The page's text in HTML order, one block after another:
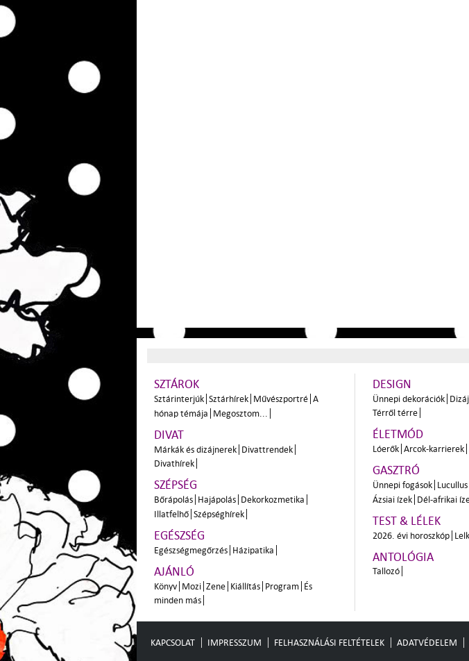
SZTÁROK
Sztárinterjúk Sztárhírek Művészportré A
hónap témája Megosztom...
DIVAT
Márkák és dizájnerek Divattrendek
Divathírek
SZÉPSÉG
Bőrápolás Hajápolás Dekorkozmetika
Illatfelhő Szépséghírek
EGÉSZSÉG
Egészségmegőrzés Házipatika
AJÁNLÓ
Könyv Mozi Zene Kiállítás Program És
minden más
DESIGN
Ünnepi dekorációk
Térről térre
ÉLETMÓD
Lóerők Arcok-karrierek
GASZTRÓ
Ünnepi fogások
Ázsiai ízek Dél-afrikai
TEST & LÉLEK
2026. évi horoszkóp
ANTOLÓGIA
Tallozó
KAPCSOLAT IMPRESSZUM FELHASZNÁLÁSI FELTÉTELEK ADATVÉDELEM